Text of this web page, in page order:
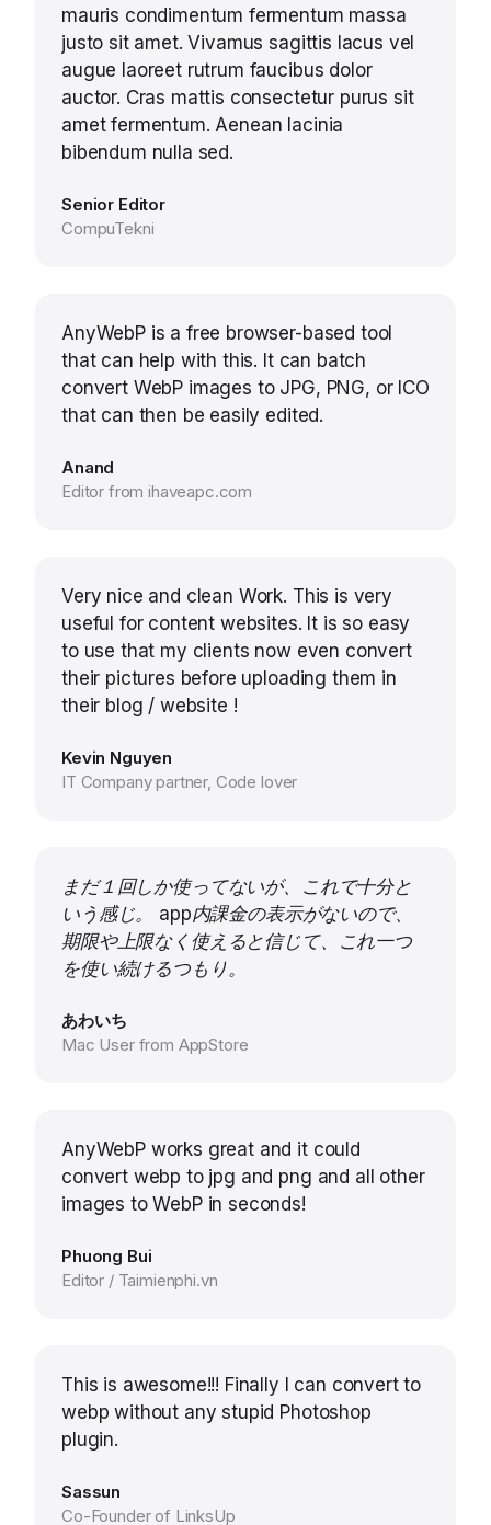
mauris condimentum fermentum massa
justo sit amet. Vivamus sagittis lacus vel
augue laoreet rutrum faucibus dolor
auctor. Cras mattis consectetur purus sit
amet fermentum. Aenean lacinia
bibendum nulla sed.
Senior Editor
CompuTekni
AnyWebP is a free browser-based tool
that can help with this. It can batch
convert WebP images to JPG, PNG, or ICO
that can then be easily edited.
Anand
Editor from ihaveapc.com
Very nice and clean Work. This is very
useful for content websites. It is so easy
to use that my clients now even convert
their pictures before uploading them in
their blog / website !
Kevin Nguyen
IT Company partner, Code lover
まだ１回しか使ってないが、これで十分と
いう感じ。 app内課金の表示がないので、
期限や上限なく使えると信じて、これ一つ
を使い続けるつもり。
あわいち
Mac User from AppStore
AnyWebP works great and it could
convert webp to jpg and png and all other
images to WebP in seconds!
Phuong Bui
Editor / Taimienphi.vn
This is awesome!!! Finally I can convert to
webp without any stupid Photoshop
plugin.
Sassun
Co-Founder of LinksUp